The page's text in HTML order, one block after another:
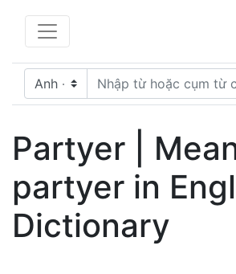
Partyer |
partyer in
Dictionary